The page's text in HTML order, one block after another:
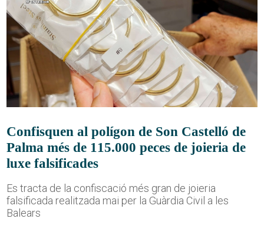
Confisquen al polígon de Son Castelló de
Palma més de 115.000 peces de joieria de
luxe falsificades
Es tracta de la confiscació més gran de joieria
falsificada realitzada mai per la Guàrdia Civil a les
Balears